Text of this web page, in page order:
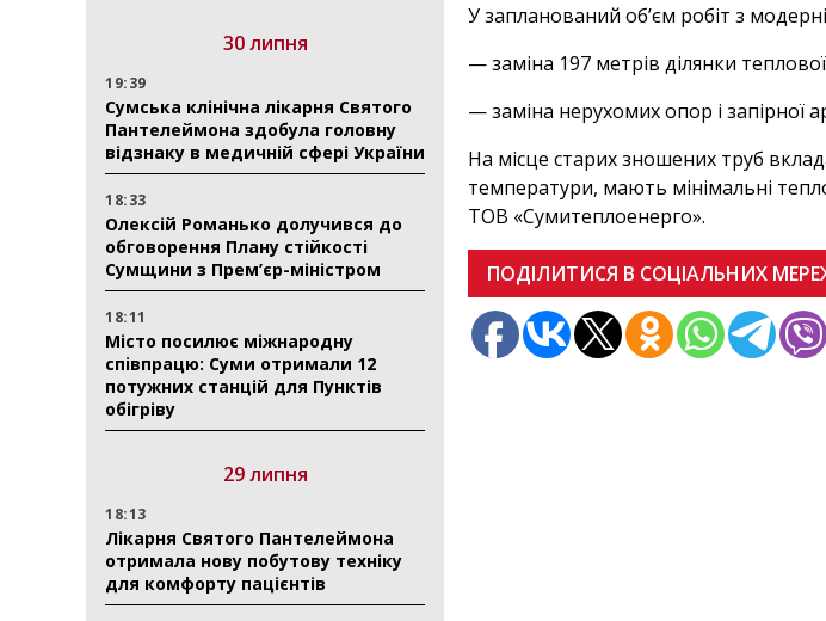
30 липня
19:39
Сумська клінічна лікарня Святого
Пантелеймона здобула головну
відзнаку в медичній сфері України
18:33
Олексій Романько долучився до
обговорення Плану стійкості
Сумщини з Прем’єр-міністром
18:11
Місто посилює міжнародну
співпрацю: Суми отримали 12
потужних станцій для Пунктів
обігріву
29 липня
18:13
Лікарня Святого Пантелеймона
отримала нову побутову техніку
для комфорту пацієнтів
У запланований об’єм робіт з
— заміна 197 метрів ділянки
— заміна нерухомих опор і запірної
На місце старих зношених труб
температури, мають мінімальні
ТОВ «Сумитеплоенерго».
ПОДІЛИТИСЯ В СОЦІАЛЬНИХ